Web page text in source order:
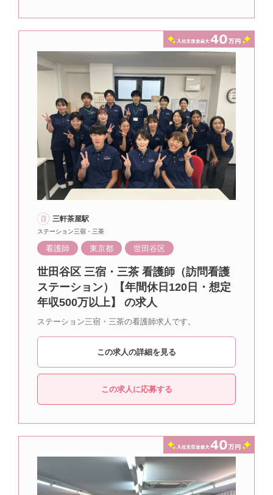
三軒茶屋駅
ステーション三宿・三茶
看護師 東京都 世田谷区
世田谷区 三宿・三茶 看護師（訪問看護
ステーション）【年間休日120日・想定
年収500万以上】 の求人
ステーション三宿・三茶の看護師求人です。
この求人の詳細を見る
この求人に応募する